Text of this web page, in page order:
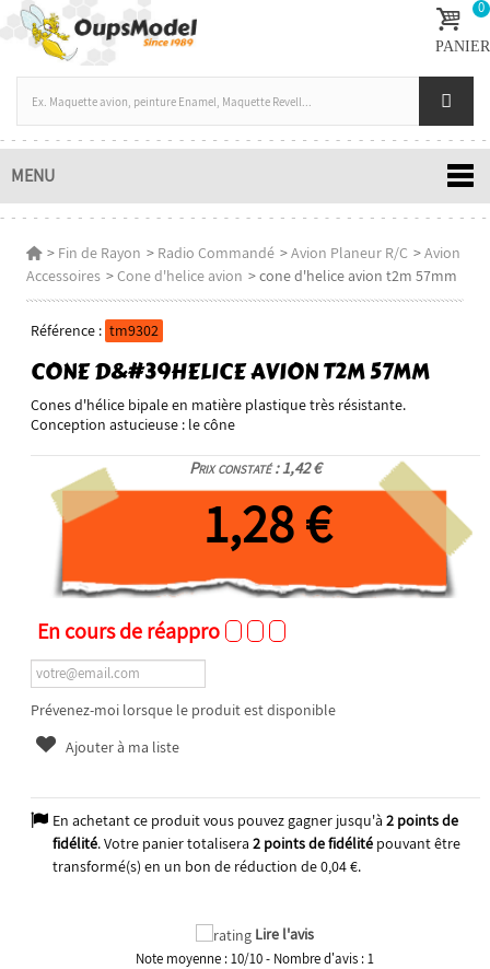
0
PANIER
MENU
> Fin de Rayon > Radio Commandé >Avion Planeur R/C >Avion
Accessoires >Cone d'helice avion >cone d'helice avion t2m 57mm
Référence : tm9302
CONE D&#39HELICE AVION T2M 57MM
Cones d'hélice bipale en matière plastique très résistante.
Conception astucieuse : le cône
Prix constaté : 1,42 €
1,28 €
En cours de réappro
Prévenez-moi lorsque le produit est disponible
Ajouter à ma liste
En achetant ce produit vous pouvez gagner jusqu'à 2points de
fidélité. Votre panier totalisera 2points de fidélitépouvant être
transformé(s) en un bon de réduction de0,04 €.
Lire l'avis
Note moyenne :10/10- Nombre d'avis :1